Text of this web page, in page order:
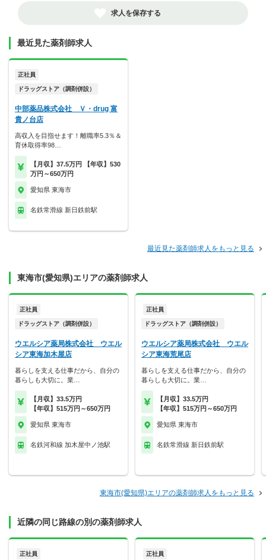
求人を保存する
最近見た薬剤師求人
正社員
ドラッグストア（調剤併設）
中部薬品株式会社 Ｖ・drug 富
貴ノ台店
高収入を目指せます！離職率5.3％＆
育休取得率98…
【月収】37.5万円 【年収】530
万円～650万円
愛知県 東海市
名鉄常滑線 新日鉄前駅
最近見た薬剤師求人をもっと見る
東海市(愛知県)エリアの薬剤師求人
正社員
ドラッグストア（調剤併設）
ウエルシア薬局株式会社 ウエル
シア東海加木屋店
暮らしを支える仕事だから、自分の
暮らしも大切に。業…
【月収】33.5万円
【年収】515万円～650万円
愛知県 東海市
名鉄河和線 加木屋中ノ池駅
正社員
ドラッグストア（調剤併設）
ウエルシア薬局株式会社 ウエル
シア東海荒尾店
暮らしを支える仕事だから、自分の
暮らしも大切に。業…
【月収】33.5万円
【年収】515万円～650万円
愛知県 東海市
名鉄常滑線 新日鉄前駅
東海市(愛知県)エリアの薬剤師求人をもっと見る
近隣の同じ路線の別の薬剤師求人
正社員 正社員